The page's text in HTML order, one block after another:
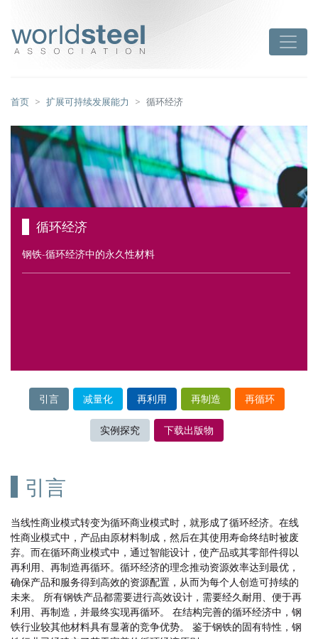
首页 扩展可持续发展能力 循环经济
循环经济
钢铁-循环经济中的永久性材料
引言 减量化 再利用 再制造 再循环
实例探究 下载出版物
引言
当线性商业模式转变为循环商业模式时，就形成了循环经济。在线
性商业模式中，产品由原材料制成，然后在其使用寿命终结时被废
弃。而在循环商业模式中，通过智能设计，使产品或其零部件得以
再利用、再制造再循环。循环经济的理念推动资源效率达到最优，
确保产品和服务得到高效的资源配置，从而为每个人创造可持续的
未来。 所有钢铁产品都需要进行高效设计，需要经久耐用、便于再
利用、再制造，并最终实现再循环。 在结构完善的循环经济中，钢
铁行业较其他材料具有显著的竞争优势。 鉴于钢铁的固有特性，钢